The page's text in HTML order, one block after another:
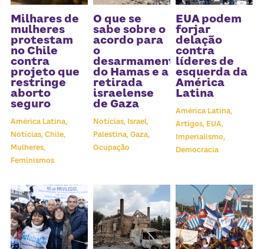
Busca
Receba atualizações
Milhares de
mulheres
protestam
no Chile
contra
projeto que
restringe
aborto
seguro
América Latina,
Notícias, Chile,
Mulheres,
Feminismos
O que se
sabe sobre o
acordo para
o
desarmamento
do Hamas e a
retirada
israelense
de Gaza
Notícias, Israel,
Palestina, Gaza,
Ocupação
EUA podem
forjar
delação
contra
líderes de
esquerda da
América
Latina
América Latina,
Artigos, EUA,
Imperialismo,
Democracia